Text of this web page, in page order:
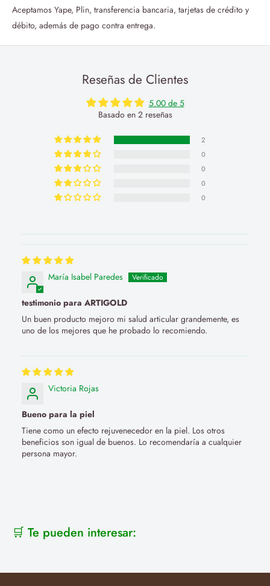
Aceptamos Yape, Plin, transferencia bancaria, tarjetas de crédito y
débito, además de pago contra entrega.
Reseñas de Clientes
5.00 de 5
Basado en 2 reseñas
2
0
0
0
0
María Isabel Paredes
testimonio para ARTIGOLD
Un buen producto mejoro mi salud articular grandemente, es
uno de los mejores que he probado lo recomiendo.
Victoria Rojas
Bueno para la piel
Tiene como un efecto rejuvenecedor en la piel. Los otros
beneficios son igual de buenos. Lo recomendaría a cualquier
persona mayor.
🛒 Te pueden interesar: